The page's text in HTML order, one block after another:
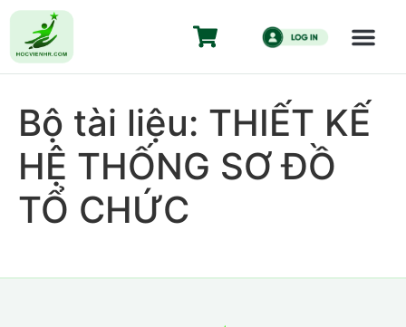
Bộ tài liệu: THIẾT KẾ
HỆ THỐNG SƠ ĐỒ
TỔ CHỨC